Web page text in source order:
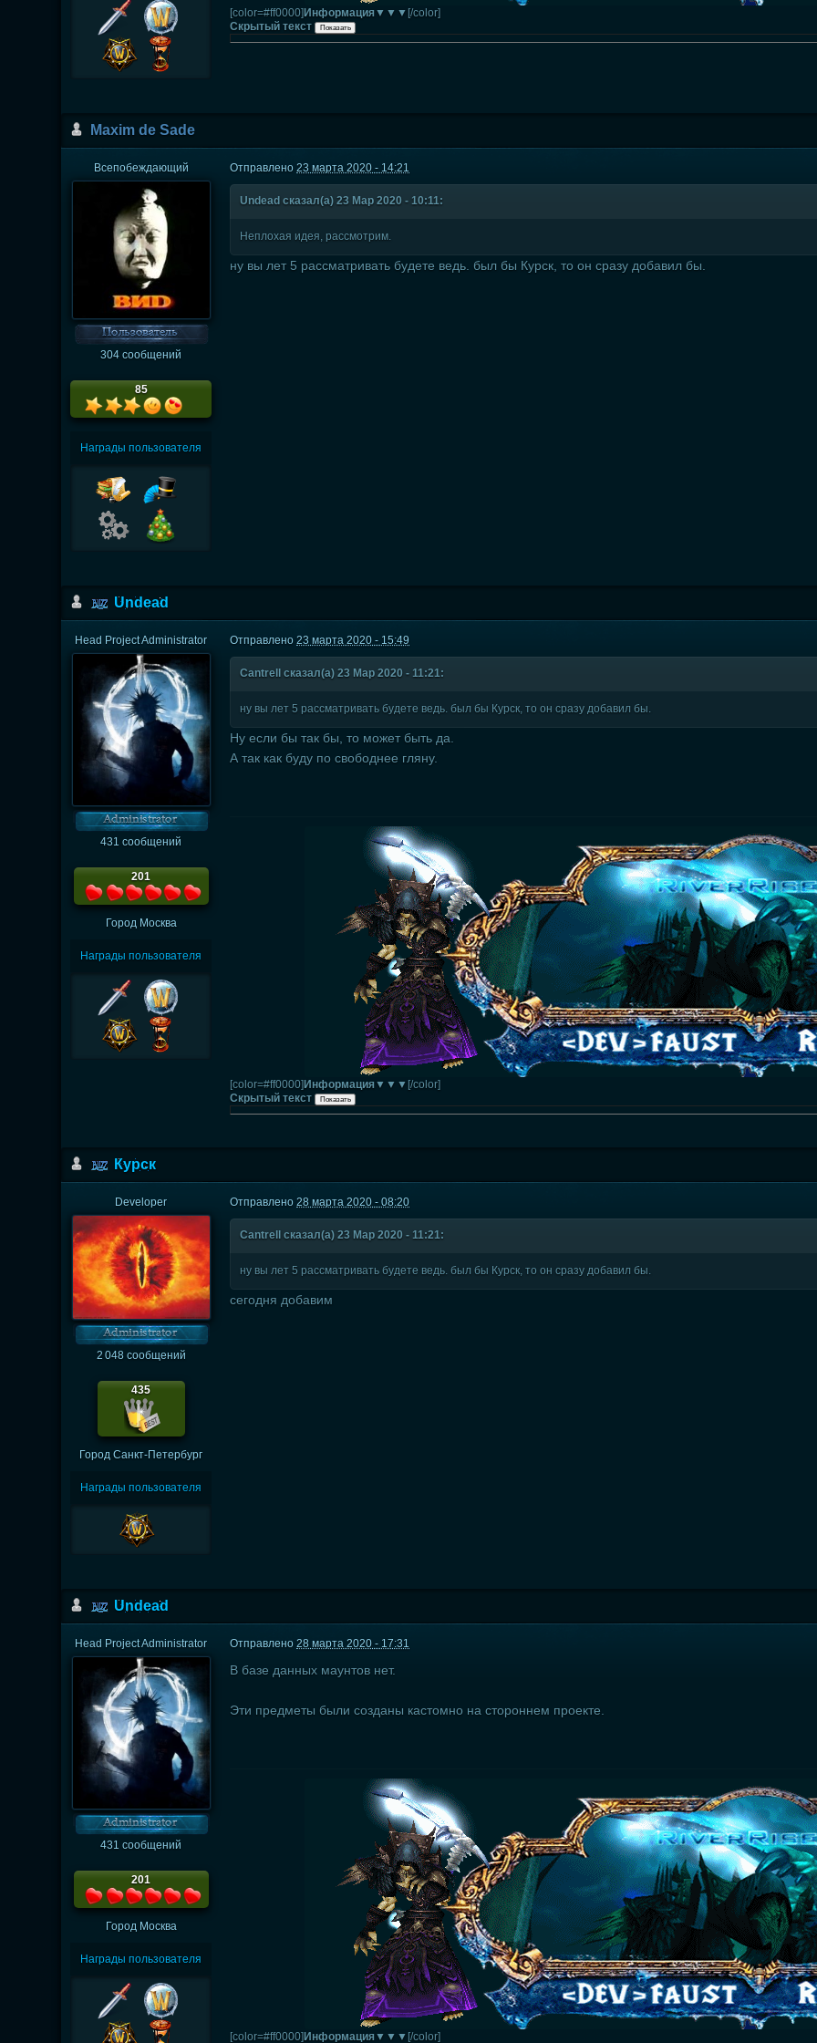
[color=#ff0000]Информация▼▼▼ [/color]
Скрытый текст
Maxim de Sade
Всепобеждающий
304 сообщений
85
Награды пользователя
Отправлено23 марта 2020 - 14:21
Undead сказал(а) 23 Мар 2020 - 10:11:
Неплохая идея, рассмотрим.
ну вы лет 5 рассматривать будете ведь. был бы Курск, то он сразу добавил бы.
Undead
Head Project Administrator
431 сообщений
201
Город Москва
Награды пользователя
Отправлено23 марта 2020 - 15:49
Cantrell сказал(а) 23 Мар 2020 - 11:21:
ну вы лет 5 рассматривать будете ведь. был бы Курск, то он сразу добавил бы.
Ну если бы так бы, то может быть да.
А так как буду по свободнее гляну.
[color=#ff0000] Информация▼▼▼ [/color]
Скрытый текст
Курск
Developer
2 048 сообщений
435
Город Санкт-Петербург
Награды пользователя
Отправлено28 марта 2020 - 08:20
Cantrell сказал(а) 23 Мар 2020 - 11:21:
ну вы лет 5 рассматривать будете ведь. был бы Курск, то он сразу добавил бы.
сегодня добавим
Undead
Head Project Administrator
431 сообщений
201
Город Москва
Награды пользователя
Отправлено28 марта 2020 - 17:31
В базе данных маунтов нет.
Эти предметы были созданы кастомно на стороннем проекте.
[color=#ff0000]Информация▼▼▼ [/color]